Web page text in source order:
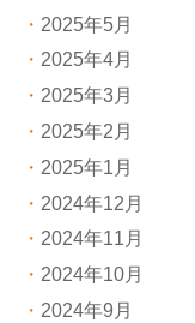
2025年5月
2025年4月
2025年3月
2025年2月
2025年1月
2024年12月
2024年11月
2024年10月
2024年9月